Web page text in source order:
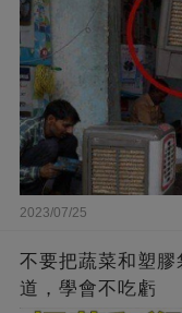
2023/07/25
不要把蔬菜和塑
道，學會不吃虧